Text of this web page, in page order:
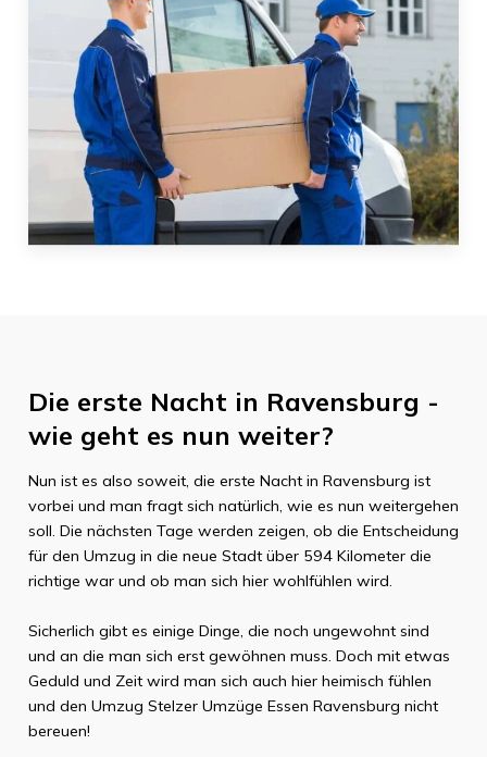
Die erste Nacht in Ravensburg -
wie geht es nun weiter?
Nun ist es also soweit, die erste Nacht in Ravensburg ist
vorbei und man fragt sich natürlich, wie es nun weitergehen
soll. Die nächsten Tage werden zeigen, ob die Entscheidung
für den Umzug in die neue Stadt über 594 Kilometerdie
richtige war und ob man sich hier wohlfühlen wird.
Sicherlich gibt es einige Dinge, die noch ungewohnt sind
und an die man sich erst gewöhnen muss. Doch mit etwas
Geduld und Zeit wird man sich auch hier heimisch fühlen
und den Umzug Stelzer Umzüge Essen Ravensburg nicht
bereuen!